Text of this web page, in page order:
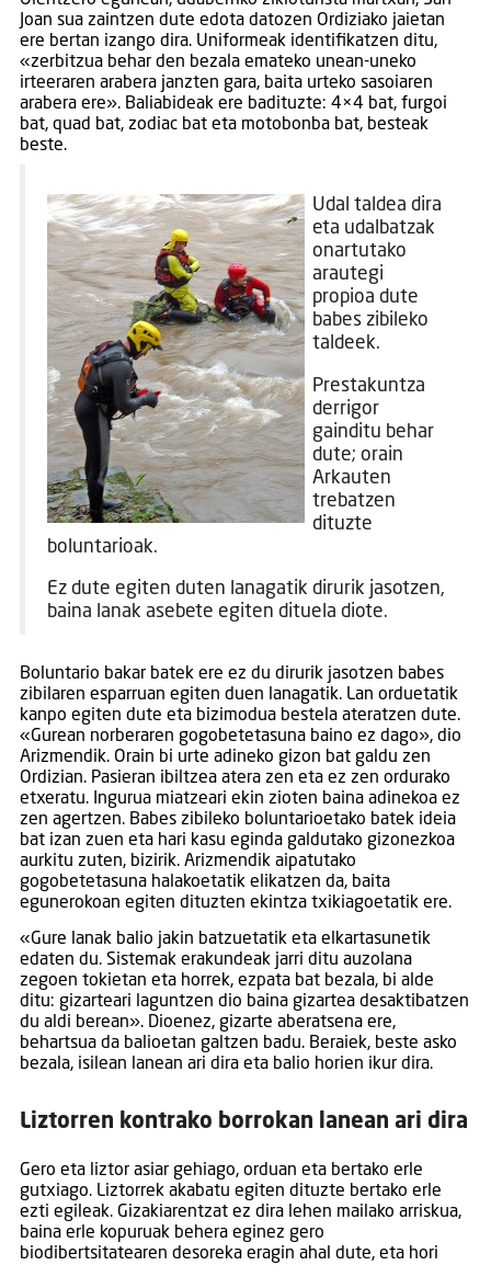
Joan sua zaintzen dute edota datozen Ordiziako jaietan
ere bertan izango dira. Uniformeak identifikatzen ditu,
«zerbitzua behar den bezala emateko unean-uneko
irteeraren arabera janzten gara, baita urteko sasoiaren
arabera ere». Baliabideak ere badituzte: 4×4 bat, furgoi
bat, quad bat, zodiac bat eta motobonba bat, besteak
beste.
Udal taldea dira
eta udalbatzak
onartutako
arautegi
propioa dute
babes zibileko
taldeek.
Prestakuntza
derrigor
gainditu behar
dute; orain
Arkauten
trebatzen
dituzte
boluntarioak.
Ez dute egiten duten lanagatik dirurik jasotzen,
baina lanak asebete egiten dituela diote.
Boluntario bakar batek ere ez du dirurik jasotzen babes
zibilaren esparruan egiten duen lanagatik. Lan orduetatik
kanpo egiten dute eta bizimodua bestela ateratzen dute.
«Gurean norberaren gogobetetasuna baino ez dago», dio
Arizmendik. Orain bi urte adineko gizon bat galdu zen
Ordizian. Pasieran ibiltzea atera zen eta ez zen ordurako
etxeratu. Ingurua miatzeari ekin zioten baina adinekoa ez
zen agertzen. Babes zibileko boluntarioetako batek ideia
bat izan zuen eta hari kasu eginda galdutako gizonezkoa
aurkitu zuten, bizirik. Arizmendik aipatutako
gogobetetasuna halakoetatik elikatzen da, baita
egunerokoan egiten dituzten ekintza txikiagoetatik ere.
«Gure lanak balio jakin batzuetatik eta elkartasunetik
edaten du. Sistemak erakundeak jarri ditu auzolana
zegoen tokietan eta horrek, ezpata bat bezala, bi alde
ditu: gizarteari laguntzen dio baina gizartea desaktibatzen
du aldi berean». Dioenez, gizarte aberatsena ere,
behartsua da balioetan galtzen badu. Beraiek, beste asko
bezala, isilean lanean ari dira eta balio horien ikur dira.
Liztorren kontrako borrokan lanean ari dira
Gero eta liztor asiar gehiago, orduan eta bertako erle
gutxiago. Liztorrek akabatu egiten dituzte bertako erle
ezti egileak. Gizakiarentzat ez dira lehen mailako arriskua,
baina erle kopuruak behera eginez gero
biodibertsitatearen desoreka eragin ahal dute, eta hori